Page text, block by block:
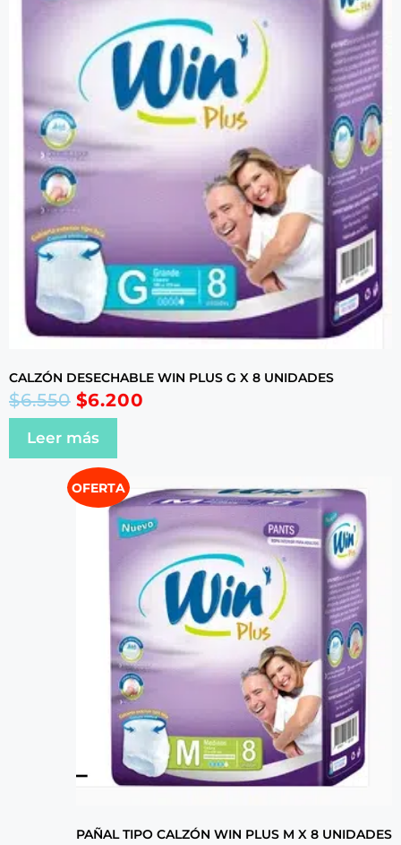
CALZÓN DESECHABLE WIN PLUS G X 8 UNIDADES
$6.550 $6.200
Leer más
OFERTA
PAÑAL TIPO CALZÓN WIN PLUS M X 8 UNIDADES